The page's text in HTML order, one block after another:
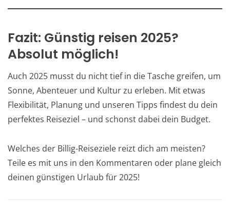
Fazit: Günstig reisen 2025?
Absolut möglich!
Auch 2025 musst du nicht tief in die Tasche greifen, um
Sonne, Abenteuer und Kultur zu erleben. Mit etwas
Flexibilität, Planung und unseren Tipps findest du dein
perfektes Reiseziel – und schonst dabei dein Budget.
Welches der Billig-Reiseziele reizt dich am meisten?
Teile es mit uns in den Kommentaren oder plane gleich
deinen günstigen Urlaub für 2025!